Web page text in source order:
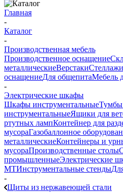
Главная
-
Каталог
-
Производственная мебель
Производственное оснащение
металлическиеВерстакиСтеллажи
оснащениеДля общепитаМебель
-
Электрические шкафы
Шкафы инструментальныеТумбы
инструментальныеЯщики для
ртутных лампКонтейнер для
мусораГазобаллонное
металлическиеКонтейнеры и
мусораПроизводственные столы
промышленныеЭлектрические
МТИнструментальные стенды
-
Щиты из нержавеющей стали